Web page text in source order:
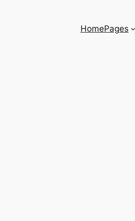
HomePages